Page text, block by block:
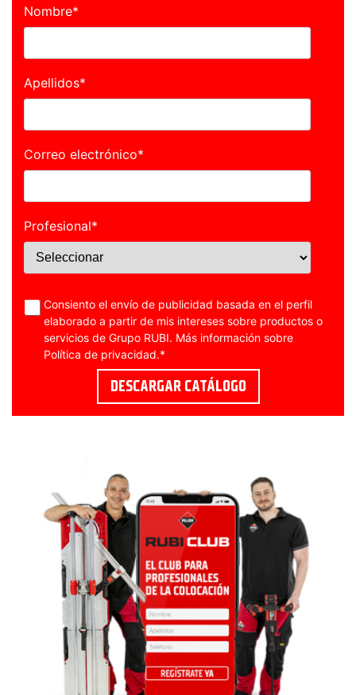
Nombre*
Apellidos*
Correo electrónico*
Profesional*
Consiento el envío de publicidad basada en el perfil
elaborado a partir de mis intereses sobre productos o
servicios de Grupo RUBI. Más información sobre
Política de privacidad.*